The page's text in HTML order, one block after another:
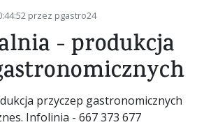
przez pgastro24
- produkcja
przyczep gastronomicznych
Infolinia - 667 373 677